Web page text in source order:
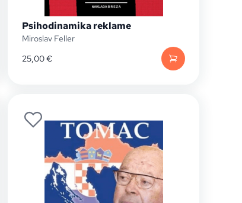
Psihodinamika reklame
Miroslav Feller
25,00€